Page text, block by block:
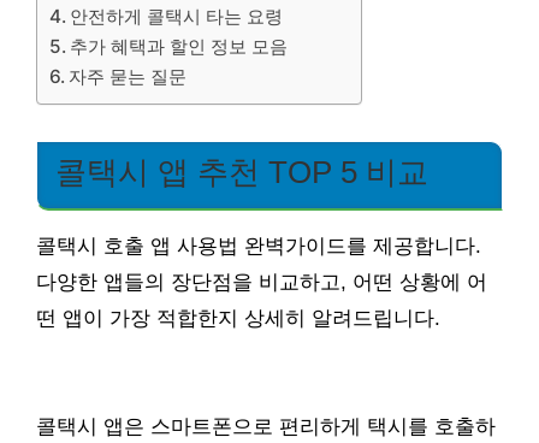
안전하게 콜택시 타는 요령
추가 혜택과 할인 정보 모음
자주 묻는 질문
콜택시 앱 추천 TOP 5 비교
콜택시 호출 앱 사용법 완벽가이드를 제공합니다.
다양한 앱들의 장단점을 비교하고, 어떤 상황에 어
떤 앱이 가장 적합한지 상세히 알려드립니다.
콜택시 앱은 스마트폰으로 편리하게 택시를 호출하